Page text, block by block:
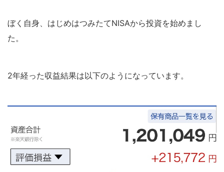
ぼく自身、はじめはつみたてNISAから投資を始めまし
た。
2年経った収益結果は以下のようになっています。